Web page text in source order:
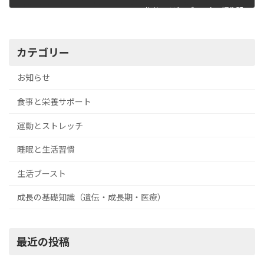
著者：ノビ・ブースター編集部
カテゴリー
お知らせ
食事と栄養サポート
運動とストレッチ
睡眠と生活習慣
生活ブースト
成長の基礎知識（遺伝・成長期・医療）
最近の投稿